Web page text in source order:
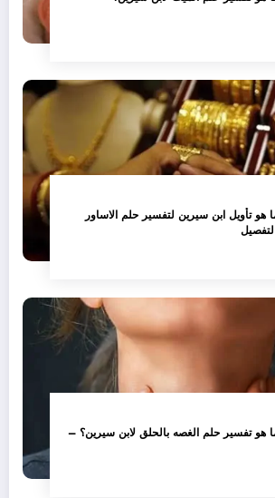
تأويل ابن سيرين لتفسير حلم الاساور
تفسير حلم الغصه بالحلق لابن سيرين؟ –